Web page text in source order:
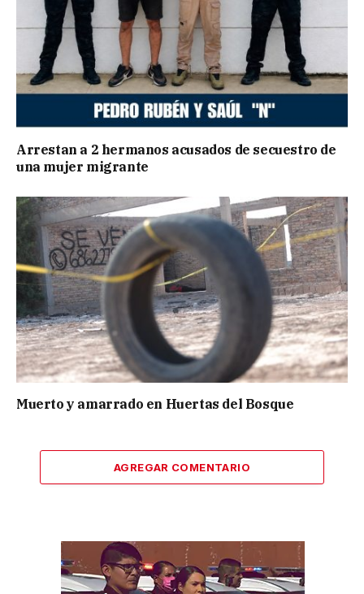
Arrestan a 2 hermanos acusados de secuestro de
una mujer migrante
Muerto y amarrado en Huertas del Bosque
AGREGAR COMENTARIO